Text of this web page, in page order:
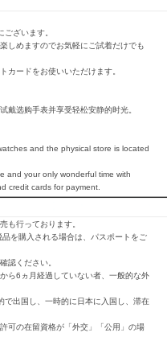
ざいます。
しめますのでお気軽にご試着だけでも
カードをお使いいただけます。
戴选购手表并享受轻松安静的时光。
and the physical store is located
and your only wonderful time with
credit cards for payment.
も行っております。
を購入される場合は、パスポートをご
認ください。
ら6ヵ月経過していない者、一般的な外
で出国し、一時的に日本に入国し、滞在
可の在留資格が「外交」「公用」の場